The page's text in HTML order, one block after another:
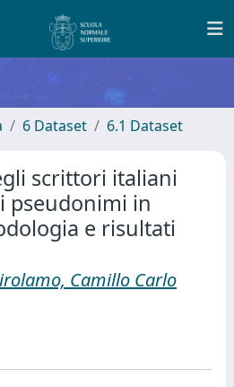
6 Dataset 6.1 Dataset
scrittori italiani
pseudonimi in
e risultati
Camillo Carlo